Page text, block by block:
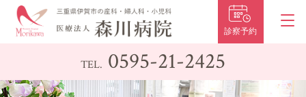
診察予約
TEL. 0595-21-2425